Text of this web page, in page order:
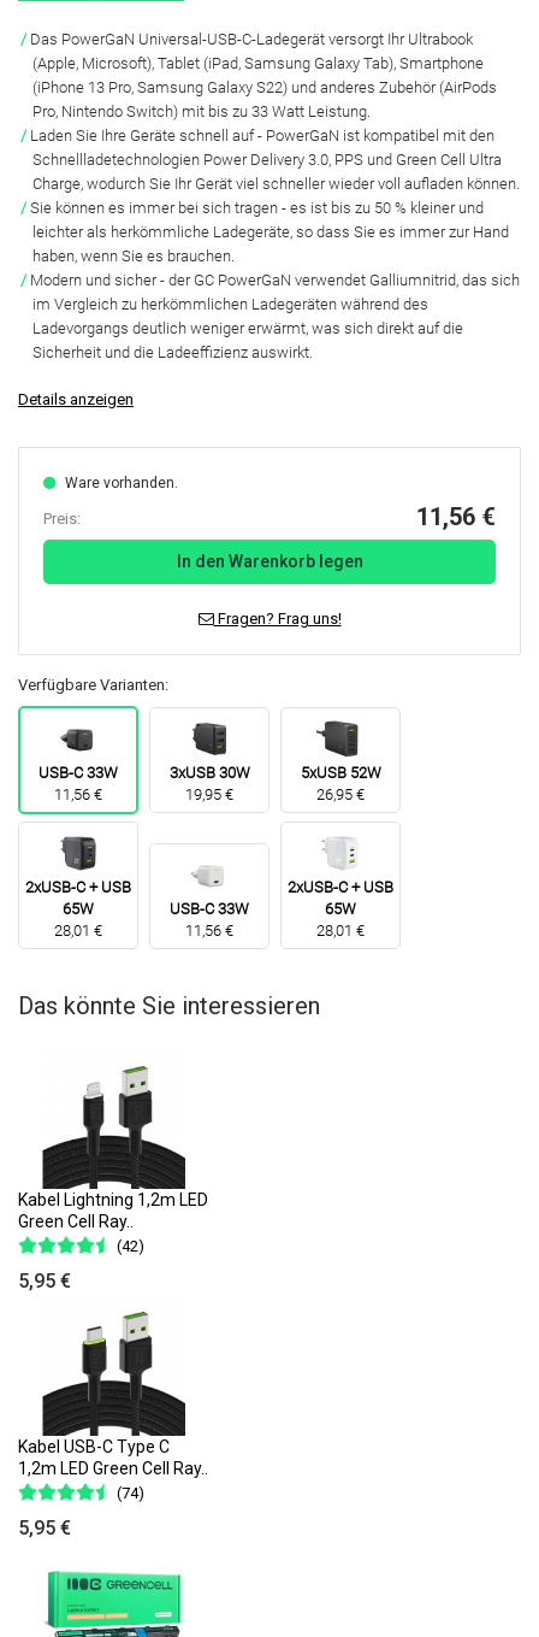
Das PowerGaN Universal-USB-C-Ladegerät versorgt Ihr Ultrabook
(Apple, Microsoft), Tablet (iPad, Samsung Galaxy Tab), Smartphone
(iPhone 13 Pro, Samsung Galaxy S22) und anderes Zubehör (AirPods
Pro, Nintendo Switch) mit bis zu 33 Watt Leistung.
Laden Sie Ihre Geräte schnell auf - PowerGaN ist kompatibel mit den
Schnellladetechnologien Power Delivery 3.0, PPS und Green Cell Ultra
Charge, wodurch Sie Ihr Gerät viel schneller wieder voll aufladen können.
Sie können es immer bei sich tragen - es ist bis zu 50 % kleiner und
leichter als herkömmliche Ladegeräte, so dass Sie es immer zur Hand
haben, wenn Sie es brauchen.
Modern und sicher - der GC PowerGaN verwendet Galliumnitrid, das sich
im Vergleich zu herkömmlichen Ladegeräten während des
Ladevorgangs deutlich weniger erwärmt, was sich direkt auf die
Sicherheit und die Ladeeffizienz auswirkt.
Details anzeigen
Ware vorhanden.
Preis: 11,56 €
In den Warenkorb legen
Fragen? Frag uns!
Verfügbare Varianten:
USB-C 33W
11,56 €
3xUSB 30W
19,95 €
5xUSB 52W
26,95 €
2xUSB-C + USB
65W
28,01 €
USB-C 33W
11,56 €
2xUSB-C + USB
65W
28,01 €
Das könnte Sie interessieren
Kabel Lightning 1,2m LED
Green Cell Ray..
(42)
5,95 €
Kabel USB-C Type C
1,2m LED Green Cell Ray..
(74)
5,95 €